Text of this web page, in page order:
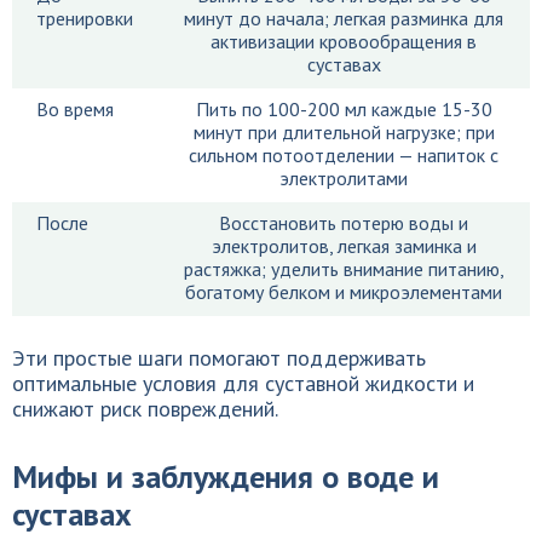
тренировки
минут до начала; легкая разминка для
активизации кровообращения в
суставах
Во время
Пить по 100-200 мл каждые 15-30
минут при длительной нагрузке; при
сильном потоотделении — напиток с
электролитами
После
Восстановить потерю воды и
электролитов, легкая заминка и
растяжка; уделить внимание питанию,
богатому белком и микроэлементами
Эти простые шаги помогают поддерживать
оптимальные условия для суставной жидкости и
снижают риск повреждений.
Мифы и заблуждения о воде и
суставах